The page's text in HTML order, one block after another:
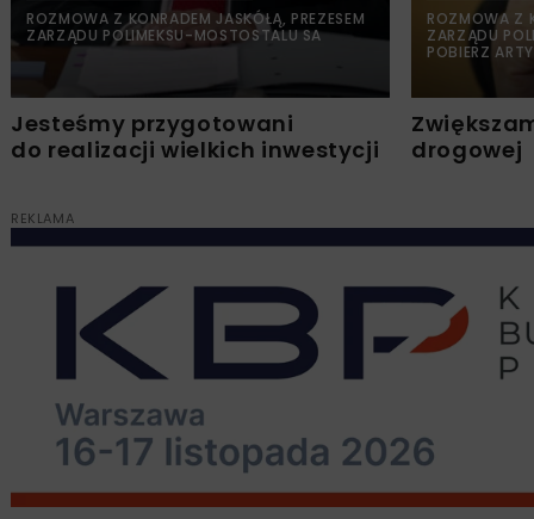
ROZMOWA Z KONRADEM JASKÓŁĄ, PREZESEM
ZARZĄDU POLIMEKSU-MOSTOSTALU SA
Jesteśmy przygotowani
do realizacji wielkich inwestycji
ROZMOWA Z
ZARZĄDU
POBIERZ
drogowej
REKLAMA